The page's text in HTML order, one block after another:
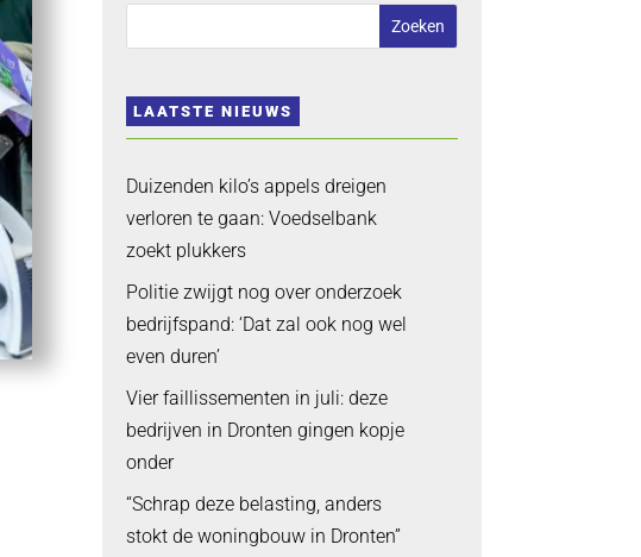
LAATSTE NIEUWS
Duizenden kilo’s appels dreigen
verloren te gaan: Voedselbank
zoekt plukkers
Politie zwijgt nog over onderzoek
bedrijfspand: ‘Dat zal ook nog wel
even duren’
Vier faillissementen in juli: deze
bedrijven in Dronten gingen kopje
onder
“Schrap deze belasting, anders
stokt de woningbouw in Dronten”